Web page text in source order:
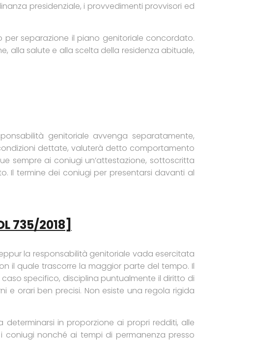
presidenziale, i provvedimenti provvisori ed
separazione il piano genitoriale concordato.
alla salute e alla scelta della residenza abituale,
genitoriale avvenga separatamente,
dettate, valuterà detto comportamento
sempre ai coniugi un’attestazione, sottoscritta
Il termine dei coniugi per presentarsi davanti al
735/2018]
la responsabilità genitoriale vada esercitata
il quale trascorre la maggior parte del tempo. Il
specifico, disciplina puntualmente il diritto di
e orari ben precisi. Non esiste una regola rigida
determinarsi in proporzione ai propri redditi, alle
nonché ai tempi di permanenza presso